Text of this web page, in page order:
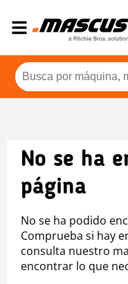
No se ha
página
No se ha podido
Comprueba si hay
consulta nuestro
encontrar lo que